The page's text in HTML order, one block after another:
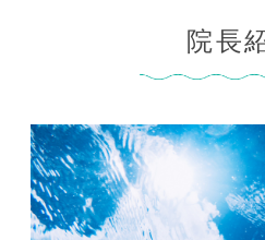
院内紹介
アクセス
院長